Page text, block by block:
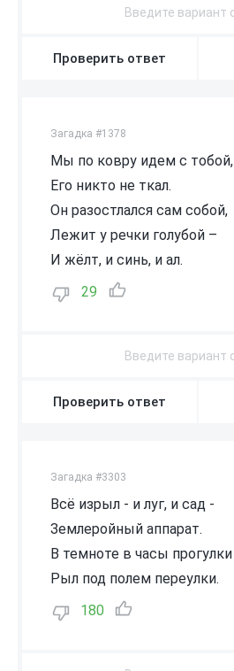
Проверить ответ
Загадка #1378
Мы по ковру идем с тобой,
Его никто не ткал.
Он разостлался сам собой,
Лежит у речки голубой –
И жёлт, и синь, и ал.
29
Проверить ответ
Загадка #3303
Всё изрыл - и луг, и сад -
Землеройный аппарат.
В темноте в часы прогулки
Рыл под полем переулки.
180